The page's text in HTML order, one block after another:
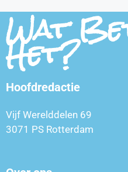
Wat
Het?
Hoofdredactie
Vijf Werelddelen 69
3071 PS Rotterdam